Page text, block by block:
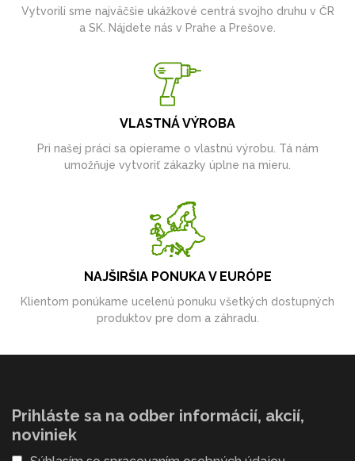
Vytvorili sme najväčšie ukážkové centrá svojho druhu v ČR
a SK. Nájdete nás v Prahe a Prešove.
VLASTNÁ VÝROBA
Pri našej práci sa opierame o vlastnú výrobu. Tá nám
umožňuje vytvoriť zákazky úplne na mieru.
NAJŠIRŠIA PONUKA V EURÓPE
Klientom ponúkame ucelenú ponuku všetkých dostupných
produktov pre dom a záhradu.
Prihláste sa na odber informácií, akcií,
noviniek